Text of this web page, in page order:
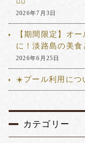
2026年7月3日
【期間限定】オ
に！淡路島の美
2026年6月25日
☀️プール利用につ
カテゴリー